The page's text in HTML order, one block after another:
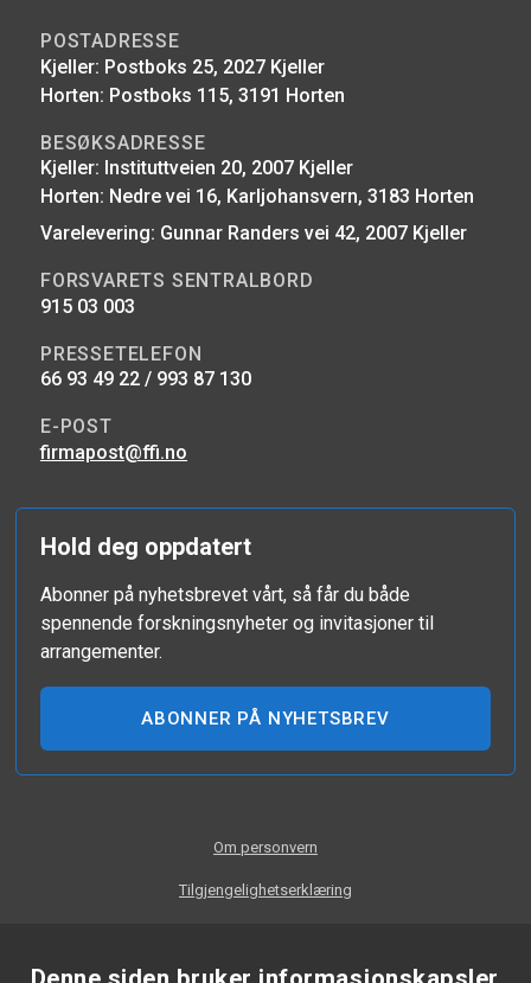
POSTADRESSE
Kjeller: Postboks 25, 2027 Kjeller
Horten: Postboks 115, 3191 Horten
BESØKSADRESSE
Kjeller: Instituttveien 20, 2007 Kjeller
Horten: Nedre vei 16, Karljohansvern, 3183 Horten
Varelevering: Gunnar Randers vei 42, 2007 Kjeller
FORSVARETS SENTRALBORD
915 03 003
PRESSETELEFON
66 93 49 22 / 993 87 130
E-POST
firmapost@ffi.no
Hold deg oppdatert
Abonner på nyhetsbrevet vårt, så får du både
spennende forskningsnyheter og invitasjoner til
arrangementer.
ABONNER PÅ NYHETSBREV
Om personvern
Tilgjengelighetserklæring